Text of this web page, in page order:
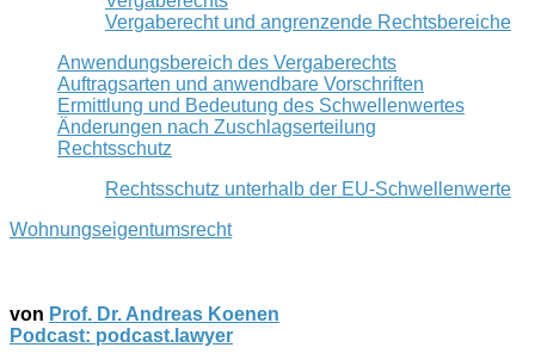
Vergaberecht und angrenzende Rechtsbereiche
Anwendungsbereich des Vergaberechts
Auftragsarten und anwendbare Vorschriften
Ermittlung und Bedeutung des Schwellenwertes
Änderungen nach Zuschlagserteilung
Rechtsschutz
Rechtsschutz unterhalb der EU-Schwellenwerte
Wohnungseigentumsrecht
von Prof. Dr. Andreas Koenen
Podcast: podcast.lawyer